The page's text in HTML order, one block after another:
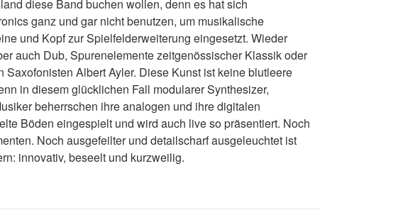
diese Band buchen wollen, denn es hat sich
ganz und gar nicht benutzen, um musikalische
und Kopf zur Spielfelderweiterung eingesetzt. Wieder
auch Dub, Spurenelemente zeitgenössischer Klassik oder
Albert Ayler. Diese Kunst ist keine blutleere
in diesem glücklichen Fall modularer Synthesizer,
beherrschen ihre analogen und ihre digitalen
Böden eingespielt und wird auch live so präsentiert. Noch
Noch ausgefeilter und detailscharf ausgeleuchtet ist
innovativ, beseelt und kurzweilig.